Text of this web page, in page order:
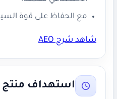
مع الحفاظ على قوة
شاهد شرح AEO
استهداف منتج